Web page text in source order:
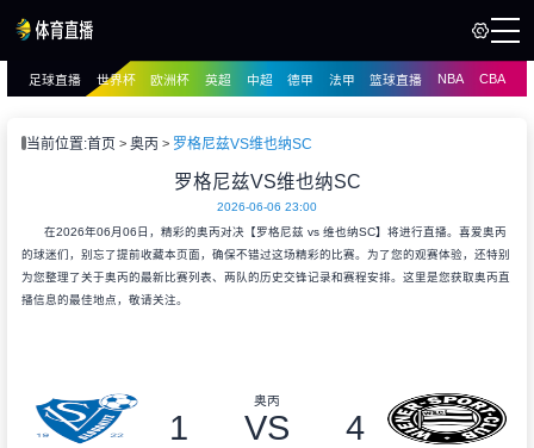
播
足球直播 世界杯 欧洲杯 英超 中超 德甲 法甲 篮球直播 NBA CBA
当前位置:首页 奥丙 罗格尼兹VS维也纳SC
罗格尼兹VS维也纳SC
2026-06-06 23:00
在2026年06月06日，精彩的奥丙对决【罗格尼兹 vs 维也纳SC】将进行直播。喜爱奥丙
的球迷们，别忘了提前收藏本页面，确保不错过这场精彩的比赛。为了您的观赛体验，还特别
为您整理了关于奥丙的最新比赛列表、两队的历史交锋记录和赛程安排。这里是您获取奥丙直
播信息的最佳地点，敬请关注。
奥丙
1 VS 4